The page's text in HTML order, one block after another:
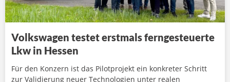
Volkswagen testet erstmals ferngesteuerte
Lkw in Hessen
Für den Konzern ist das Pilotprojekt ein konkreter Schritt
zur Validierung neuer Technologien unter realen